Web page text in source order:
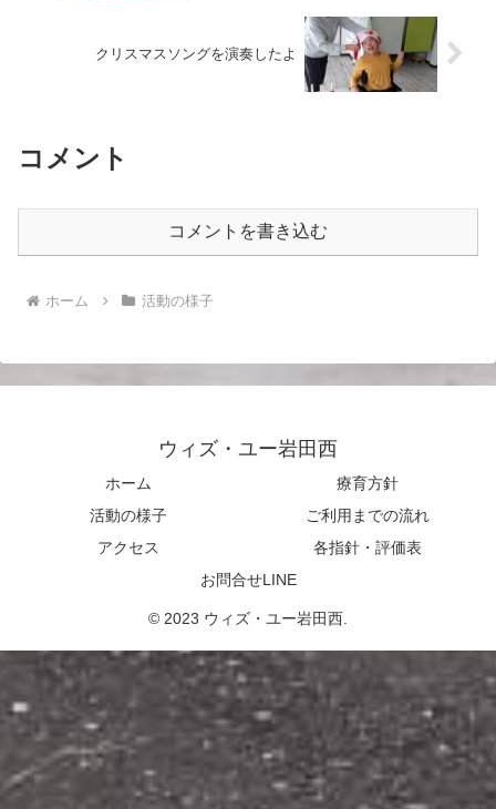
クリスマスソングを演奏したよ
コメント
コメントを書き込む
ホーム 活動の様子
ウィズ・ユー岩田西
ホーム
療育方針
活動の様子
ご利用までの流れ
アクセス
各指針・評価表
お問合せLINE
© 2023 ウィズ・ユー岩田西.